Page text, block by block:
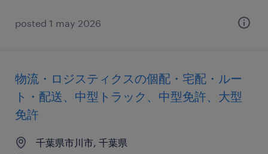
posted 1 may 2026
物流・ロジスティクスの個配・宅配・ルー
ト・配送、中型トラック、中型免許、大型
免許
千葉県市川市, 千葉県